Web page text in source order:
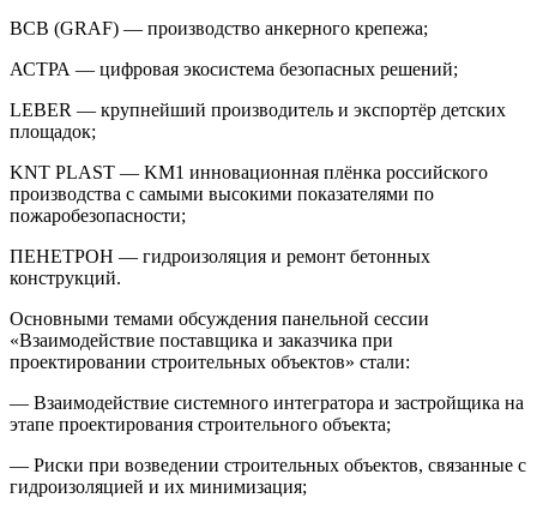
ВСВ (GRAF) — производство анкерного крепежа;
АСТРА — цифровая экосистема безопасных решений;
LEBER — крупнейший производитель и экспортёр детских
площадок;
KNT PLAST — KM1 инновационная плёнка российского
производства с самыми высокими показателями по
пожаробезопасности;
ПЕНЕТРОН — гидроизоляция и ремонт бетонных
конструкций.
Основными темами обсуждения панельной сессии
«Взаимодействие поставщика и заказчика при
проектировании строительных объектов» стали:
— Взаимодействие системного интегратора и застройщика на
этапе проектирования строительного объекта;
— Риски при возведении строительных объектов, связанные с
гидроизоляцией и их минимизация;